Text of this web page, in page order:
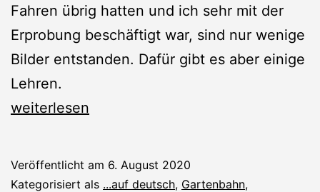
Fahren übrig hatten und ich sehr mit der
Erprobung beschäftigt war, sind nur wenige
Bilder entstanden. Dafür gibt es aber einige
Lehren.
Sommer-
2020
weiterlesen
Veröffentlicht am 6. August 2020
Kategorisiert als ...auf deutsch, Gartenbahn,